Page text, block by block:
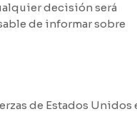
decisión será
de informar sobre
de Estados Unidos